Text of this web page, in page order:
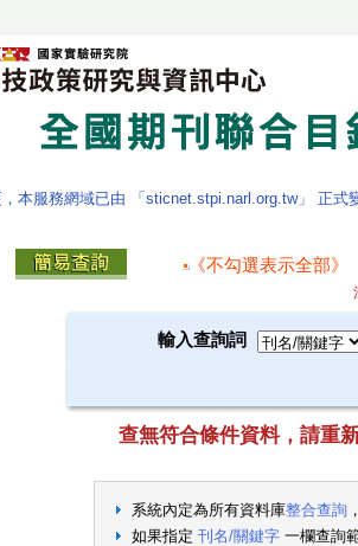
本服務網域已由 「sticnet.stpi.narl.org.tw」 正
《不勾選表示全部》
輸入查詢詞
查無符合條件資料，請重
系統內定為所有資料庫整合查詢
如果指定刊名/關鍵字 一欄查詢